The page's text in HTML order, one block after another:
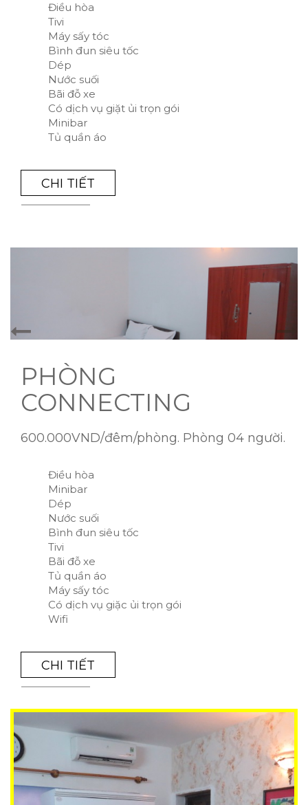
Điều hòa
Tivi
Máy sấy tóc
Bình đun siêu tốc
Dép
Nước suối
Bãi đỗ xe
Có dịch vụ giặt ủi trọn gói
Minibar
Tủ quần áo
CHI TIẾT
PHÒNG
CONNECTING
600.000VND/đêm/phòng. Phòng 04 người.
Điều hòa
Minibar
Dép
Nước suối
Bình đun siêu tốc
Tivi
Bãi đỗ xe
Tủ quần áo
Máy sấy tóc
Có dịch vụ giặc ủi trọn gói
Wifi
CHI TIẾT